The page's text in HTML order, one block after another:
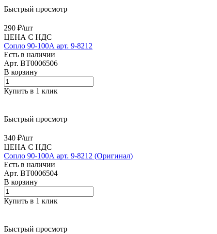
Быстрый просмотр
290 ₽/шт
ЦЕНА С НДС
Сопло 90-100А арт. 9-8212
Есть в наличии
Арт. BT0006506
В корзину
Купить в 1 клик
Быстрый просмотр
340 ₽/шт
ЦЕНА С НДС
Сопло 90-100А арт. 9-8212 (Оригинал)
Есть в наличии
Арт. BT0006504
В корзину
Купить в 1 клик
Быстрый просмотр